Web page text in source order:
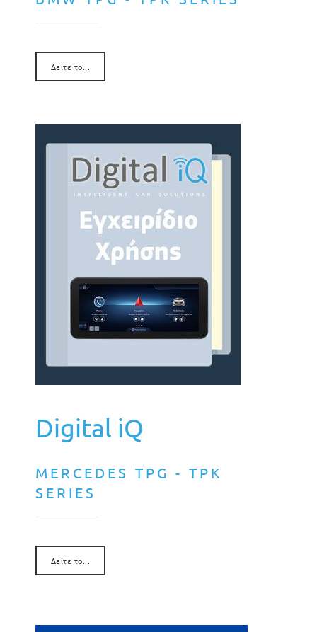
Δείτε το...
Digital iQ
MERCEDES TPG - TPK
SERIES
Δείτε το...